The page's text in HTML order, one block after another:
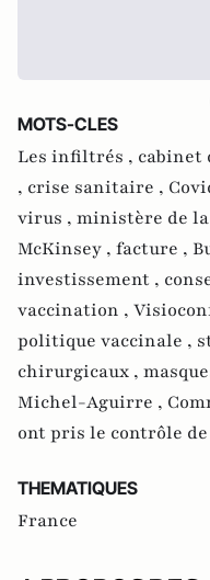
MOTS-CLES
Les infiltrés , cabinet
, crise sanitaire ,
virus , ministère de la
McKinsey , facture ,
investissement ,
vaccination ,
politique vaccinale ,
chirurgicaux ,
Michel-Aguirre ,
ont pris le contrôle
THEMATIQUES
France